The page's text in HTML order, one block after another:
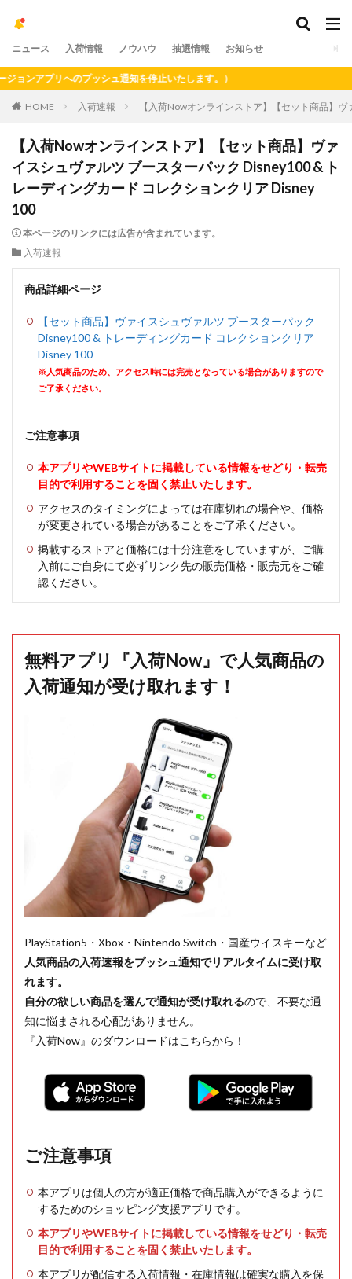
ニュース 入荷情報 ノウハウ 抽選情報 お知らせ
プリへのプッシュ通知を停止いたします。）
HOME 入荷速報 【入荷Nowオンラインストア】【セット商品】
【入荷Nowオンラインストア】【セット商品】ヴァ
イスシュヴァルツ ブースターパック Disney100 & ト
レーディングカード コレクションクリア Disney
100
本ページのリンクには広告が含まれています。
入荷速報
商品詳細ページ
【セット商品】ヴァイスシュヴァルツ ブースターパック
Disney100 & トレーディングカード コレクションクリア
Disney 100
※人気商品のため、アクセス時には完売となっている場合がありますので
ご了承ください。
ご注意事項
本アプリやWEBサイトに掲載している情報をせどり・転売
目的で利用することを固く禁止いたします。
アクセスのタイミングによっては在庫切れの場合や、価格
が変更されている場合があることをご了承ください。
掲載するストアと価格には十分注意をしていますが、ご購
入前にご自身にて必ずリンク先の販売価格・販売元をご確
認ください。
無料アプリ『入荷Now』で人気商品の
入荷通知が受け取れます！
PlayStation5・Xbox・Nintendo Switch・国産ウイスキーなど
人気商品の入荷速報をプッシュ通知でリアルタイムに受け取
れます。
自分の欲しい商品を選んで通知が受け取れるので、不要な通
知に悩まされる心配がありません。
『入荷Now』のダウンロードはこちらから！
ご注意事項
本アプリは個人の方が適正価格で商品購入ができるように
するためのショッピング支援アプリです。
本アプリやWEBサイトに掲載している情報をせどり・転売
目的で利用することを固く禁止いたします。
本アプリが配信する入荷情報・在庫情報は確実な購入を保